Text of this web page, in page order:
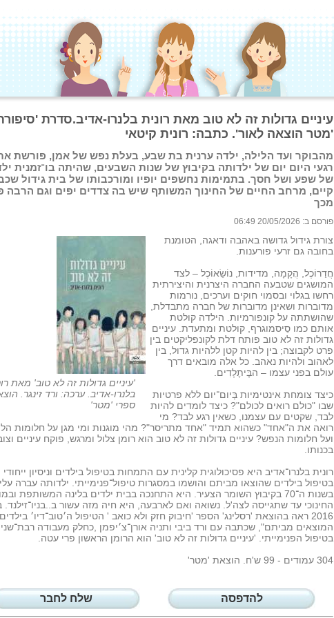
עיניים גדולות זה לא טוב מאת רונית בלנרו-אדיב.סדרת
'מטר הוצאה לאור'. כתבה: רונית קיטאי
מהבוקר ועד הלילה, ילדה ערנית בת שבע, בעלת נפש של אמן, פורשת
רגעי היום יום של ילדותה בקיבוץ של שנות השבעים, שהיתה בו־זמנית
של שפע ושל חסך. בתמימות נחשפים יופיו ומורכבותו של בית גידול
קיים, מרחב החיים של החינוך המשותף שיש בה צדדים יפים וגם הרבה
מכך
פורסם ב: 20/05/2026 06:49
'עיניים גדולות זה לא טוב' מאת
בלנרו-אדיב. ערכה: ורד זינגר.
ספרי 'מטר'
צורת גידול גדושה באהבה ודאגה, הטומנת
בחובה גם זרעי פורענות.
חֲדַרוֹכֶל, הֲקָמָה, מדידות, נוֹשֵׂאוֹכֶל – לצד
המושגים שטבעה החברה היצרנית והיצירתית
רחשו בגלוי ובסמוי חוקים וערכים, נורמות
מדוברות ושאינן מדוברות של חברה מתבדלת,
שהושתתה על קונפורמיות. הילדה קולטת
אותם כמו סֵיסמוגרף, קולטת ומתעדת. עיניים
גדולות זה לא טוב פותח דלת לקונפליקטים בין
פרט לקבוצה; בין להיות קטן ללהיות גדול, בין
לאהוב ולהיות נאהב. כל אלה מובאים דרך
עולם בפני עצמו – הבֶּיתֶלָדִים.
כיצד צומחת אינטימיות בְּיום־יום ללא פרטיות
שבו "כולם רואים לכולם"? כיצד לומדים להיות
לבד, שקטים עם עצמנו, כשאין רגע לבד? מי
רואה את ה"אחד" כשהוא תמיד "אחד מתריסר"? מהי מוגנות ומי מגן על חלומות
ועל חלומות הנפש? עיניים גדולות זה לא טוב הוא רומן צלול ומרגש, פוקח עיניים
בכנותו.
רונית בלנרו־אדיב היא פסיכולוגית קלינית עם התמחות בטיפול בילדים וניסיון ייחודי
בטיפול בילדים שהוצאו מביתם והושמו במסגרות טיפול־פנימייתי. ילדותה עברה
בשנות ה־70 בקיבוץ השומר הצעיר. היא התחנכה בבית ילדים בלינה המשותפת
החינוכי עד שתגייסה לצה'ל. נשואה ואם לארבעה, היא חיה מזה עשור
2016 ראה בהוצאת 'רסלינג' הספר 'חיבוק חזק ולא כואב ' הטיפול ה׳טוב־דיו׳ בילדים
המוצאים מביתם", שכתבה עם ורד ביבי ותניה אורן־צ׳יפמן ,כחלק מעבודה
בטיפול הפנימייתי. 'עיניים גדולות זה לא טוב' הוא הרומן הראשון פרי עטה.
304 עמודים - 99 ש'ח. הוצאת 'מטר'
שלח לחבר להדפסה